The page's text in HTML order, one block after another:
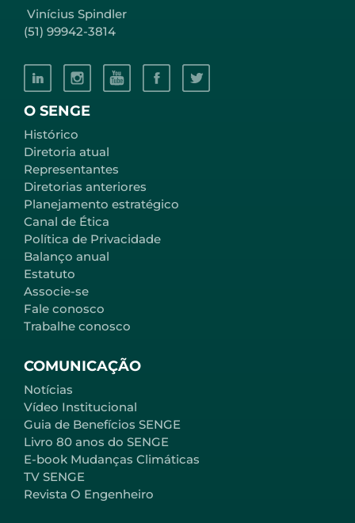
O SENGE
Histórico
Diretoria atual
Representantes
Diretorias anteriores
Planejamento estratégico
Canal de Ética
Política de Privacidade
Balanço anual
Estatuto
Associe-se
Fale conosco
Trabalhe conosco
COMUNICAÇÃO
Notícias
Vídeo Institucional
Guia de Benefícios SENGE
Livro 80 anos do SENGE
E-book Mudanças Climáticas
TV SENGE
Revista O Engenheiro
Vinícius Spindler
(51) 99942-3814